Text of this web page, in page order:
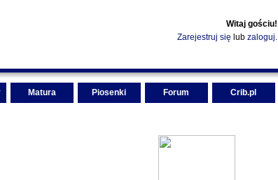
Witaj gościu!
Zarejestruj się lub zaloguj.
Matura Piosenki Forum Crib.pl